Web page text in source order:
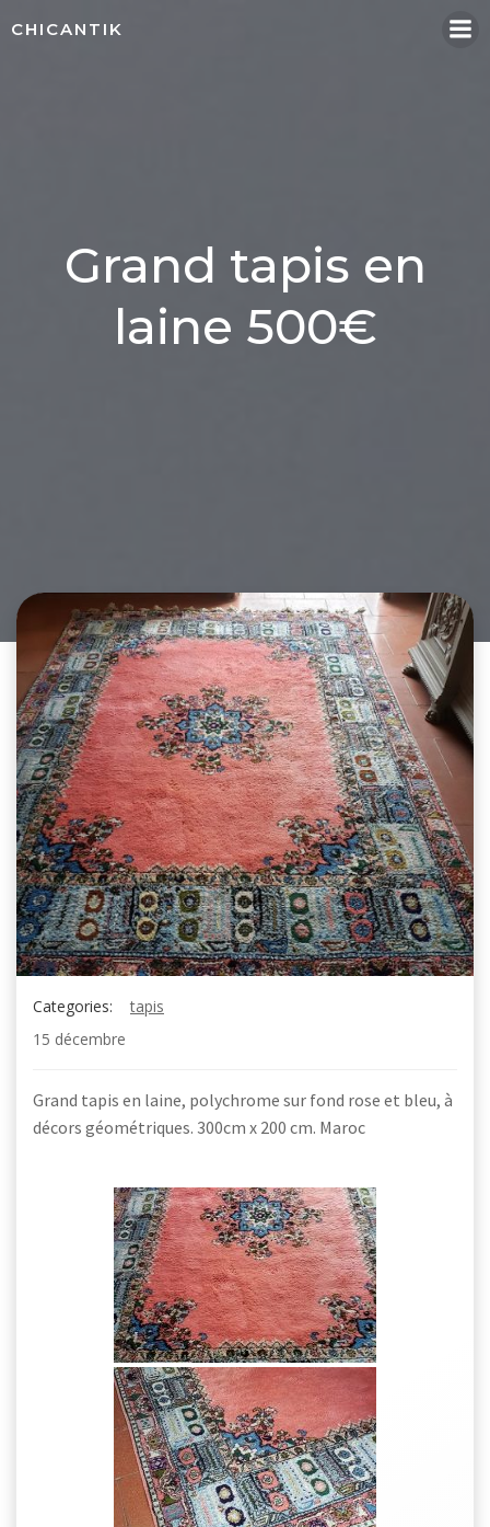
CHICANTIK
Grand tapis en
laine 500€
Categories:
tapis
15 décembre
Grand tapis en laine, polychrome sur fond rose et bleu, à
décors géométriques. 300cm x 200 cm. Maroc